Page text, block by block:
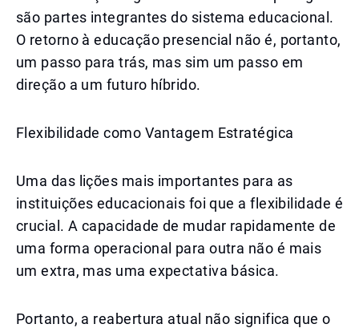
são partes integrantes do sistema educacional.
O retorno à educação presencial não é, portanto,
um passo para trás, mas sim um passo em
direção a um futuro híbrido.
Flexibilidade como Vantagem Estratégica
Uma das lições mais importantes para as
instituições educacionais foi que a flexibilidade é
crucial. A capacidade de mudar rapidamente de
uma forma operacional para outra não é mais
um extra, mas uma expectativa básica.
Portanto, a reabertura atual não significa que o